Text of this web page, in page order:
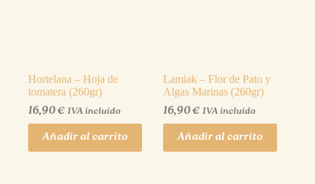
Hortelana – Hoja de
tomatera (260gr)
16,90€ IVA incluído
Añadir al carrito
Lamiak – Flor de Pato y
Algas Marinas (260gr)
16,90€ IVA incluído
Añadir al carrito